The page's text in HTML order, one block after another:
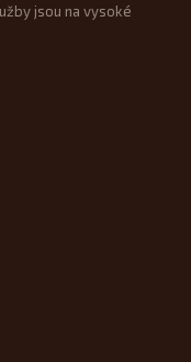
jsou na vysoké